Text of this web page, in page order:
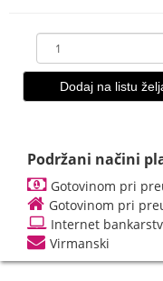
Dodaj na listu
Podržani načini
Gotovinom pri
Gotovinom pri
Internet
Virmanski